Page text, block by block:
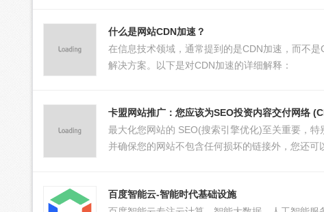
什么是网站CDN加速？
在信息技术领域，通常提到的是CDN加速，而不
解决方案。以下是对CDN加速的详细解释：
卡盟网站推广：您应该为SEO投资内容交付网络
最大化您网站的 SEO(搜索引擎优化)至关重要，
并确保您的网站不包含任何损坏的链接外，您还可
百度智能云-智能时代基础设施